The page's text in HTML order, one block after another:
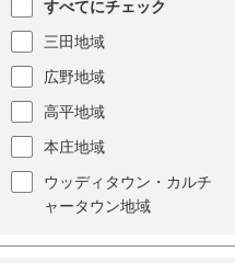
すべてにチェック
三田地域
広野地域
高平地域
本庄地域
ウッディタウン・カルチ
ャータウン地域